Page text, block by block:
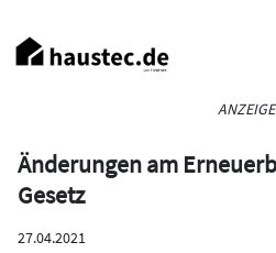
zum
Inhalt
ANZEIGE
Änderungen am
Gesetz
27.04.2021